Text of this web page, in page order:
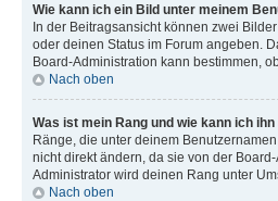
Wie kann ich ein Bild unter meinem
In der Beitragsansicht können zwei
oder deinen Status im Forum angeben.
Board-Administration kann bestimmen,
Nach oben
Was ist mein Rang und wie kann ich
Ränge, die unter deinem
nicht direkt ändern, da sie von der
Administrator wird deinen Rang unter
Nach oben